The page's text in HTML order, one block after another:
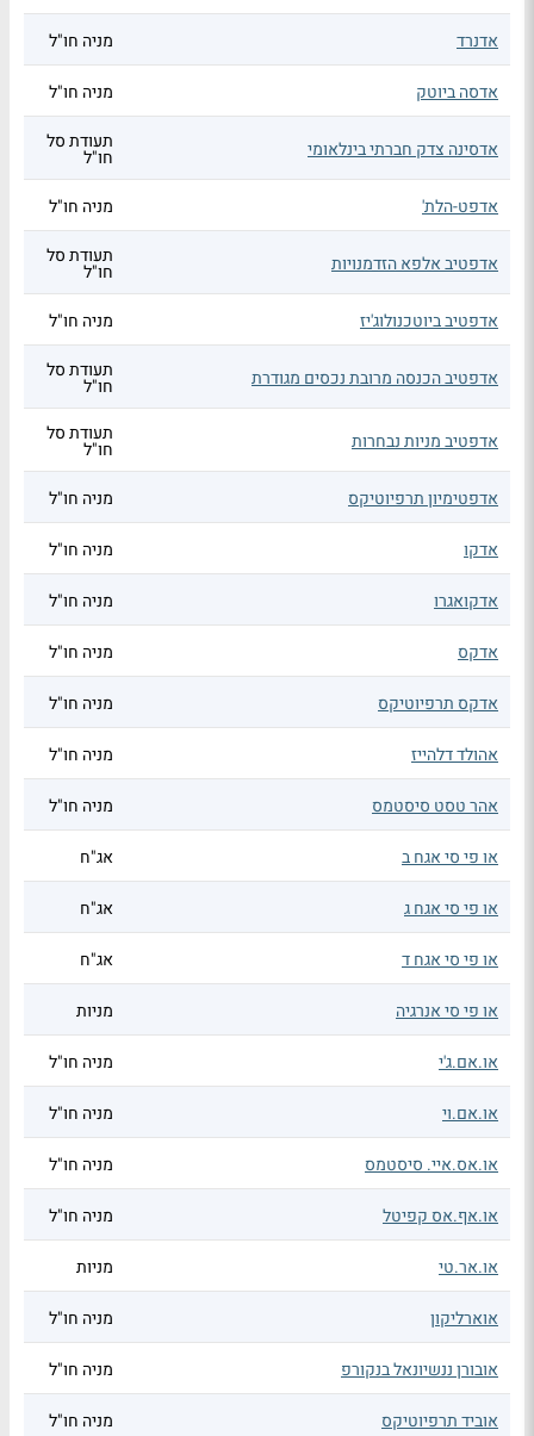
אדנרד מניה חו"ל
אדסה ביוטק מניה חו"ל
אדסינה צדק חברתי בינלאומי תעודת סל
חו"ל
אדפט-הלת'
מניה חו"ל
אדפטיב אלפא הזדמנויות תעודת סל
חו"ל
אדפטיב ביוטכנולוג'יז
מניה חו"ל
אדפטיב הכנסה מרובת נכסים מגודרת תעודת סל
חו"ל
אדפטיב מניות נבחרות תעודת סל
חו"ל
אדפטימיון תרפיוטיקס
מניה חו"ל
אדקו מניה חו"ל
אדקואגרו מניה חו"ל
אדקס מניה חו"ל
אדקס תרפיוטיקס מניה חו"ל
אהולד דלהייז מניה חו"ל
אהר טסט סיסטמס מניה חו"ל
או פי סי אגח ב אג"ח
או פי סי אגח ג אג"ח
או פי סי אגח ד אג"ח
או פי סי אנרגיה מניות
או.אם.ג'י מניה חו"ל
או.אם.וי מניה חו"ל
או.אס.איי. סיסטמס מניה חו"ל
או.אף.אס קפיטל מניה חו"ל
או.אר.טי מניות
אוארליקון מניה חו"ל
אובורן ננשיונאל בנקורפ מניה חו"ל
אוביד תרפיוטיקס מניה חו"ל